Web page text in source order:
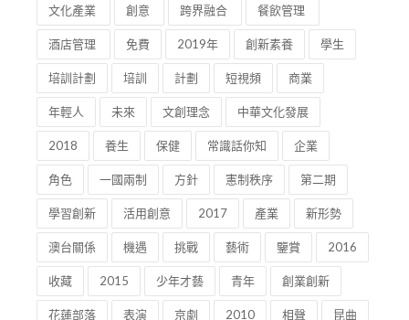
文化產業 創意 跨界融合 餐飲管理
酒店管理 免費 2019年 創新素養 學生
培訓計劃 培訓 計劃 短視頻 商業
年輕人 未來 文創理念 中華文化發展
2018 養生 保健 常識話你知 企業
角色 一國兩制 方針 憲制秩序 第二期
學習創新 活用創意 2017 產業 新形勢
澳台關係 機遇 挑戰 藝術 鑒賞 2016
收藏 2015 少年才藝 青年 創業創新
花蓮部落 表演 京劇 2010 相聲 昆曲